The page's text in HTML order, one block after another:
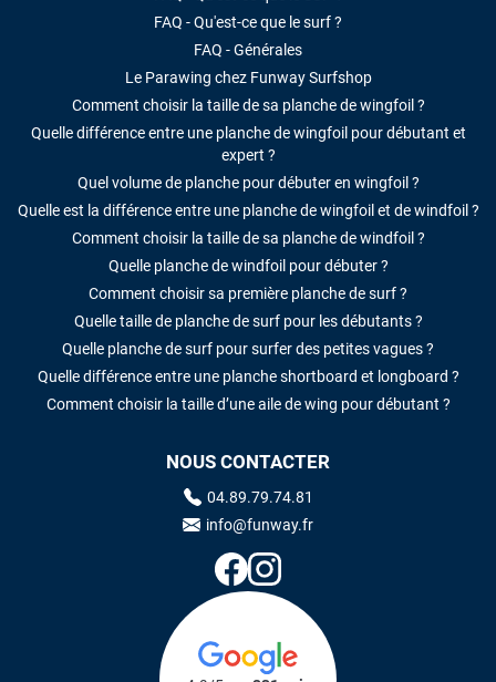
FAQ - Qu'est-ce que le surf ?
FAQ - Générales
Le Parawing chez Funway Surfshop
Comment choisir la taille de sa planche de wingfoil ?
Quelle différence entre une planche de wingfoil pour débutant et
expert ?
Quel volume de planche pour débuter en wingfoil ?
Quelle est la différence entre une planche de wingfoil et de windfoil ?
Comment choisir la taille de sa planche de windfoil ?
Quelle planche de windfoil pour débuter ?
Comment choisir sa première planche de surf ?
Quelle taille de planche de surf pour les débutants ?
Quelle planche de surf pour surfer des petites vagues ?
Quelle différence entre une planche shortboard et longboard ?
Comment choisir la taille d’une aile de wing pour débutant ?
NOUS CONTACTER
04.89.79.74.81
info@funway.fr